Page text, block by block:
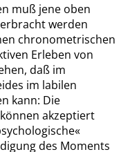
muß jene oben
werden
chronometrischen
Erleben von
daß im
im labilen
kann: Die
akzeptiert
«
des Moments